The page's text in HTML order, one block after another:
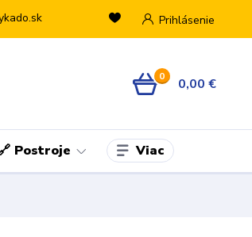
Prihlásenie
0 0,00 €
Postroje Viac